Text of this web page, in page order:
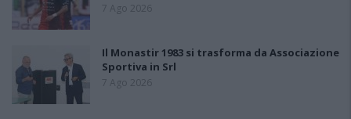
7 Ago 2026
Il Monastir 1983 si trasforma da Associazione
Sportiva in Srl
7 Ago 2026